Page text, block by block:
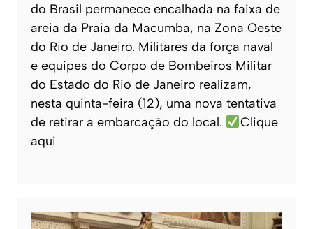
do Brasil permanece encalhada na faixa de
areia da Praia da Macumba, na Zona Oeste
do Rio de Janeiro. Militares da força naval
e equipes do Corpo de Bombeiros Militar
do Estado do Rio de Janeiro realizam,
nesta quinta-feira (12), uma nova tentativa
de retirar a embarcação do local.
Clique
aqui